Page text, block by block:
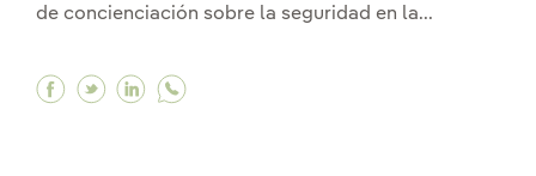
de concienciación sobre la seguridad en la...
Facebook Neoenergia lanza una nueva
Twitter Neoenergia lanza una nueva
Linkedin Neoenergia lanza una nueva